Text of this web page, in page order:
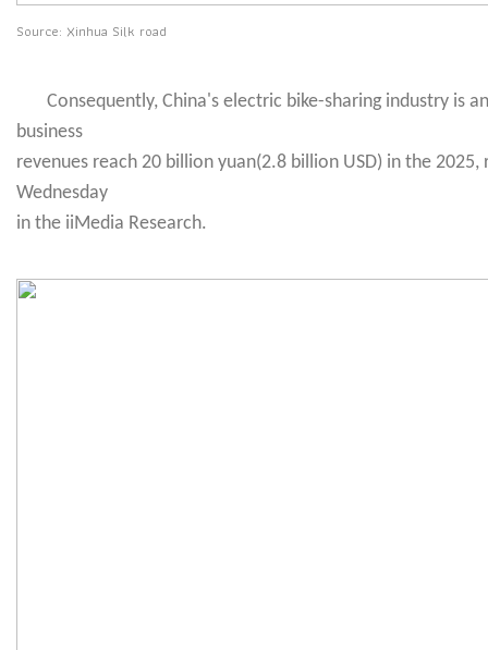
Source: Xinhua Silk road
Consequently, China's electric bike-sharing industry is
business
revenues reach 20 billion yuan(2.8 billion USD) in the
Wednesday
in the iiMedia Research.